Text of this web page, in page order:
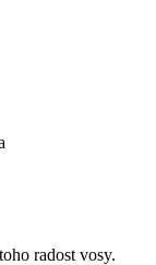
radost vosy.